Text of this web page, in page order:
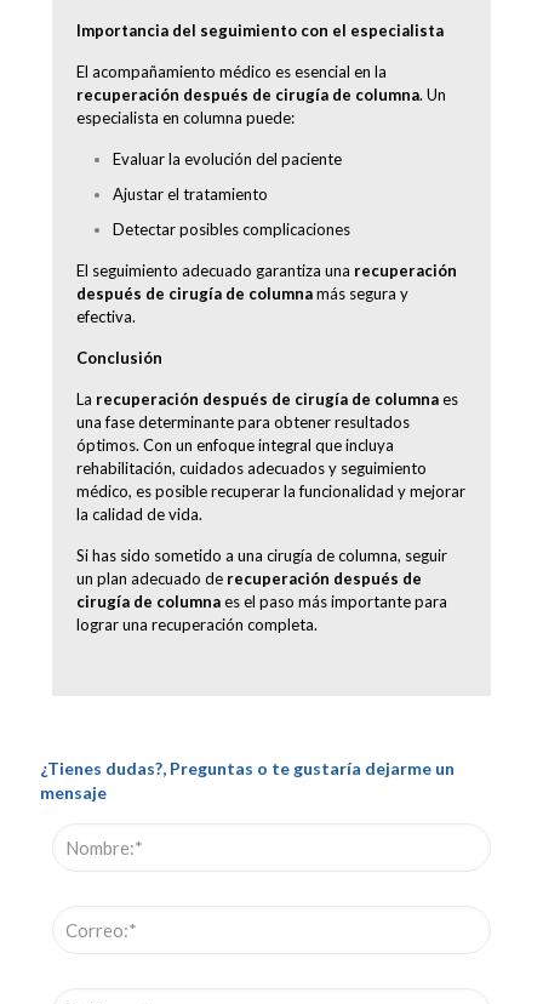
Importancia del seguimiento con el especialista
El acompañamiento médico es esencial en la
recuperación después de cirugía de columna. Un
especialista en columna puede:
Evaluar la evolución del paciente
Ajustar el tratamiento
Detectar posibles complicaciones
El seguimiento adecuado garantiza una recuperación
después de cirugía de columnamás segura y
efectiva.
Conclusión
La recuperación después de cirugía de columnaes
una fase determinante para obtener resultados
óptimos. Con un enfoque integral que incluya
rehabilitación, cuidados adecuados y seguimiento
médico, es posible recuperar la funcionalidad y mejorar
la calidad de vida.
Si has sido sometido a una cirugía de columna, seguir
un plan adecuado de recuperación después de
cirugía de columnaes el paso más importante para
lograr una recuperación completa.
¿Tienes dudas?, Preguntas o te gustaría dejarme un
mensaje